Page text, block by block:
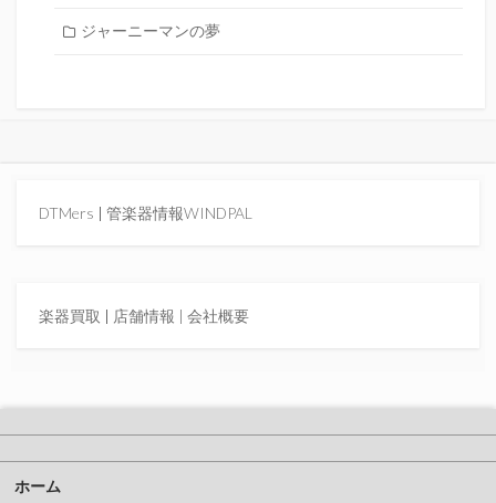
ジャーニーマンの夢
DTMers | 管楽器情報WINDPAL
楽器買取 | 店舗情報 | 会社概要
ホーム